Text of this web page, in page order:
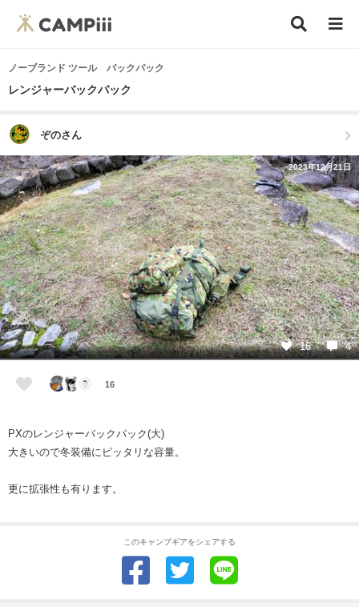
ノーブランド ツール バックパック
レンジャーバックパック
ぞのさん
2023年12月21日
16 4
16
PXのレンジャーバックパック(大)
大きいので冬装備にピッタリな容量。
更に拡張性も有ります。
このキャンプギアをシェアする